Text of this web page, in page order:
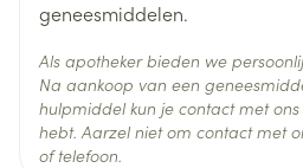
geneesmiddelen.
Als apotheker bieden we
Na aankoop van een
hulpmiddel kun je contact met
hebt. Aarzel niet om contact met
of telefoon.